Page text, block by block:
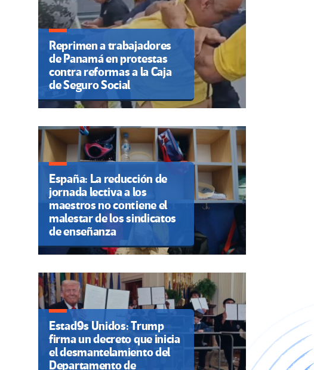
Reprimen a trabajadores
de Panamá en protestas
contra reformas a la Caja
de Seguro Social
España: La reducción de
jornada lectiva a los
maestros no contiene el
malestar de los sindicatos
de enseñanza
Estad9s Unidos: Trump
firma un decreto que inicia
el desmantelamiento del
Departamento de